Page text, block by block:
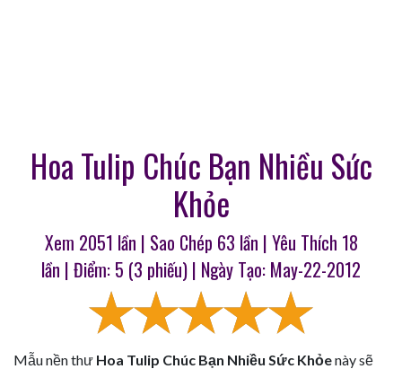
Hoa Tulip Chúc Bạn Nhiều Sức
Khỏe
Xem 2051 lần | Sao Chép 63 lần | Yêu Thích 18
lần | Điểm: 5 (3 phiếu) | Ngày Tạo: May-22-2012
Mẫu nền thư Hoa Tulip Chúc Bạn Nhiều Sức Khỏenày sẽ